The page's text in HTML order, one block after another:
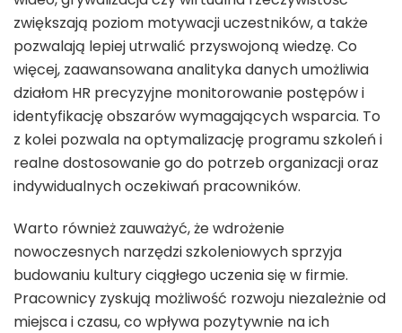
zwiększają poziom motywacji uczestników, a także
pozwalają lepiej utrwalić przyswojoną wiedzę. Co
więcej, zaawansowana analityka danych umożliwia
działom HR precyzyjne monitorowanie postępów i
identyfikację obszarów wymagających wsparcia. To
z kolei pozwala na optymalizację programu szkoleń i
realne dostosowanie go do potrzeb organizacji oraz
indywidualnych oczekiwań pracowników.
Warto również zauważyć, że wdrożenie
nowoczesnych narzędzi szkoleniowych sprzyja
budowaniu kultury ciągłego uczenia się w firmie.
Pracownicy zyskują możliwość rozwoju niezależnie od
miejsca i czasu, co wpływa pozytywnie na ich